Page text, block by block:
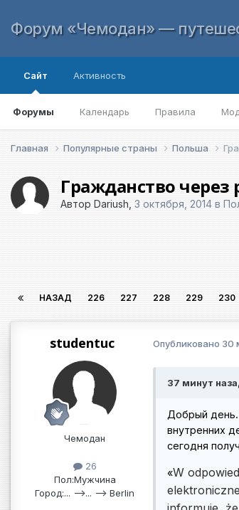
Форум «Чемодан» —
Сайт
Форумы Календарь Правила
Активность
Главная Популярные страны Польша
Гражданство
Автор Dariush 3 октября, 2014 в
НАЗАД 226 227 228 229 230
studentuc
Чемодан
26
Пол:Мужчина
Город:... -->... --> Berlin
Опубликовано 30
37 минут
Добрый день.
внутренних
сегодня
«W